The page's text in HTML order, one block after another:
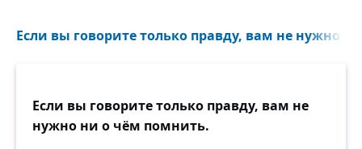
Если вы говорите только правду, вам не нужно
Если вы говорите только правду, вам не
нужно ни о чём помнить.